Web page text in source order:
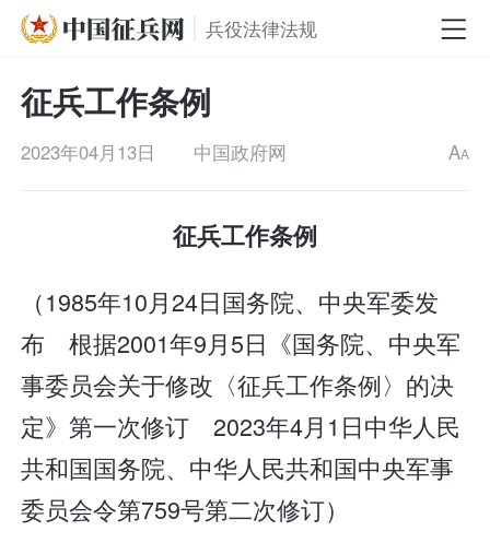
兵役法律法规
征兵工作条例
2023年04月13日 中国政府网 AA
征兵工作条例
（1985年10月24日国务院、中央军委发
布 根据2001年9月5日《国务院、中央军
事委员会关于修改〈征兵工作条例〉的决
定》第一次修订 2023年4月1日中华人民
共和国国务院、中华人民共和国中央军事
委员会令第759号第二次修订）